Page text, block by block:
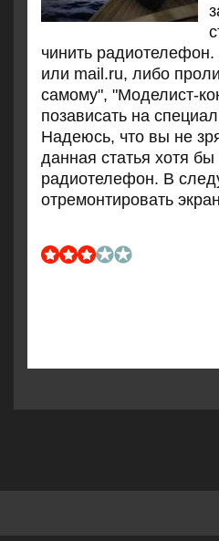
чинить
или mail.ru, либо
самому", "Моделист-
позависать на
Надеюсь, что вы не
данная статья хотя
радиотелефон. В
отремонтировать